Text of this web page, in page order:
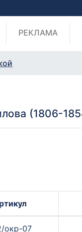
РЕКЛАМА
(1806-
окр-07